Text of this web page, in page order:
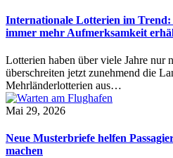
Internationale Lotterien im
immer mehr Aufmerksamkeit
Lotterien haben über viele Jahre nur
überschreiten jetzt zunehmend die
Mehrländerlotterien aus…
Mai 29, 2026
Neue Musterbriefe helfen
machen